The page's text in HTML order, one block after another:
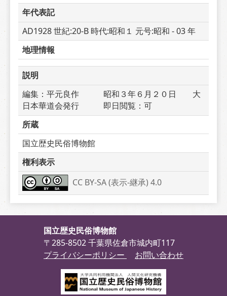
年代表記
AD1928 世紀:20-B 時代:昭和１ 元号:昭和 - 03 年
地理情報
説明
編集：平元良作　　　昭和３年６月２０日　　大
日本華道会発行　　　即日閲覧：可
所蔵
国立歴史民俗博物館
権利表示
CC BY-SA (表示-継承) 4.0
国立歴史民俗博物館
〒285-8502 千葉県佐倉市城内町117
プライバシーポリシー
お問い合わせ